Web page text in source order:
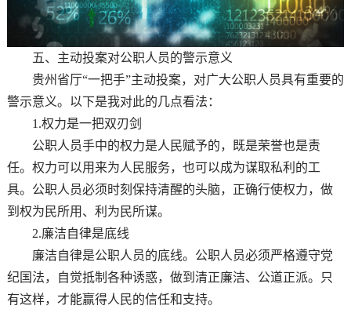
五、主动投案对公职人员的警示意义
贵州省厅“一把手”主动投案，对广大公职人员具有重要的
警示意义。以下是我对此的几点看法：
1.权力是一把双刃剑
公职人员手中的权力是人民赋予的，既是荣誉也是责
任。权力可以用来为人民服务，也可以成为谋取私利的工
具。公职人员必须时刻保持清醒的头脑，正确行使权力，做
到权为民所用、利为民所谋。
2.廉洁自律是底线
廉洁自律是公职人员的底线。公职人员必须严格遵守党
纪国法，自觉抵制各种诱惑，做到清正廉洁、公道正派。只
有这样，才能赢得人民的信任和支持。